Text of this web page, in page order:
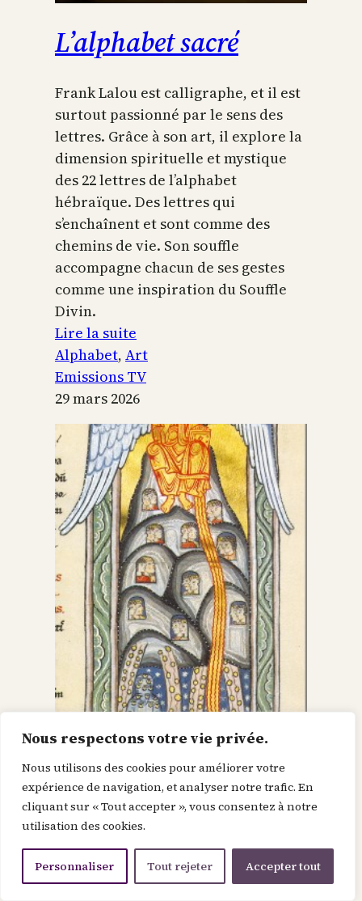
Nous respectons votre vie privée.
Nous utilisons des cookies pour améliorer votre
expérience de navigation, et analyser notre trafic. En
cliquant sur « Tout accepter », vous consentez à notre
utilisation des cookies.
Personnaliser Tout rejeter Accepter tout
L’alphabet sacré
Frank Lalou est calligraphe, et il est
surtout passionné par le sens des
lettres. Grâce à son art, il explore la
dimension spirituelle et mystique
des 22 lettres de l’alphabet
hébraïque. Des lettres qui
s’enchaînent et sont comme des
chemins de vie. Son souffle
accompagne chacun de ses gestes
comme une inspiration du Souffle
Divin.
Lire la suite
L’alphabet
sacré
Alphabet, Art
Emissions TV
29 mars 2026
Dieu dans le Christ,
recherche l’homme et
le renouvelle